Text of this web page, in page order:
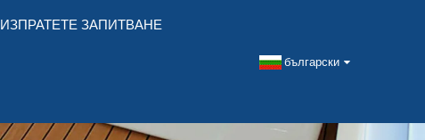
ИЗПРАТЕТЕ ЗАПИТВАНЕ
български